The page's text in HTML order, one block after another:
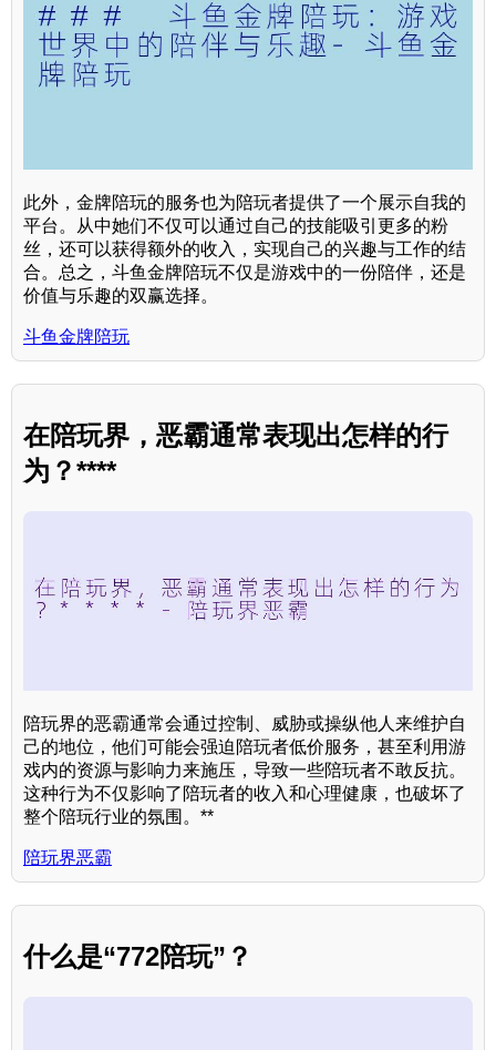
此外，金牌陪玩的服务也为陪玩者提供了一个展示自我的
平台。从中她们不仅可以通过自己的技能吸引更多的粉
丝，还可以获得额外的收入，实现自己的兴趣与工作的结
合。总之，斗鱼金牌陪玩不仅是游戏中的一份陪伴，还是
价值与乐趣的双赢选择。
斗鱼金牌陪玩
在陪玩界，恶霸通常表现出怎样的行
为？****
陪玩界的恶霸通常会通过控制、威胁或操纵他人来维护自
己的地位，他们可能会强迫陪玩者低价服务，甚至利用游
戏内的资源与影响力来施压，导致一些陪玩者不敢反抗。
这种行为不仅影响了陪玩者的收入和心理健康，也破坏了
整个陪玩行业的氛围。**
陪玩界恶霸
什么是“772陪玩”？